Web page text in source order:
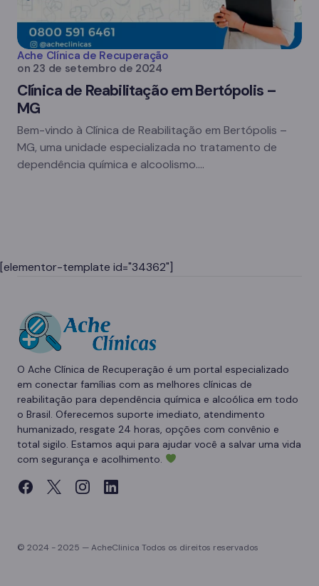
Ache Clínica de Recuperação
on 23 de setembro de 2024
Clínica de Reabilitação em Bertópolis –
MG
Bem-vindo à Clínica de Reabilitação em Bertópolis –
MG, uma unidade especializada no tratamento de
dependência química e alcoolismo.…
[elementor-template id="34362"]
O Ache Clínica de Recuperação é um portal especializado
em conectar famílias com as melhores clínicas de
reabilitação para dependência química e alcoólica em todo
o Brasil. Oferecemos suporte imediato, atendimento
humanizado, resgate 24 horas, opções com convênio e
total sigilo. Estamos aqui para ajudar você a salvar uma vida
com segurança e acolhimento.
© 2024 - 2025 — AcheClinica Todos os direitos reservados